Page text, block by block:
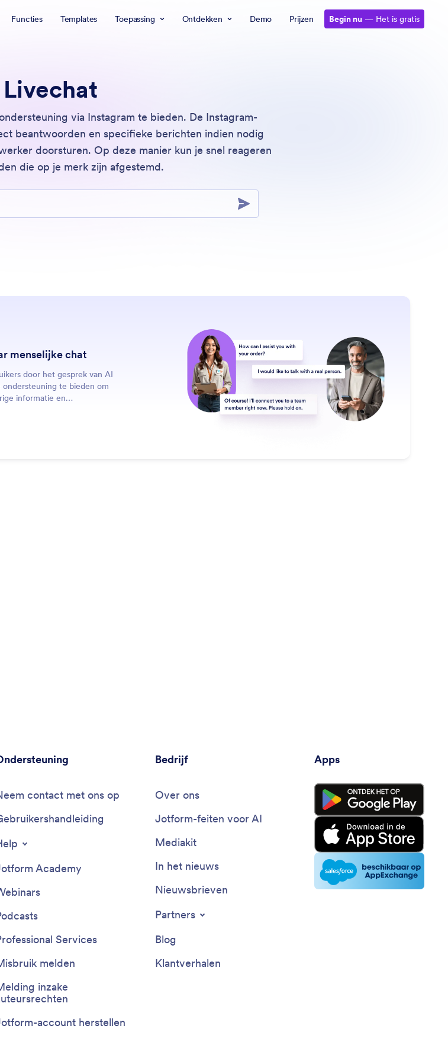
Functies Templates Toepassing Ontdekken Demo Prijzen Begin nu — Het is gratis
Livechat
via Instagram te bieden. De Instagram-
beantwoorden en specifieke berichten indien nodig
doorsturen. Op deze manier kun je snel reageren
die op je merk zijn afgestemd.
: Switch from AI to Human Chat
menselijke chat
door het gesprek van AI
te bieden om
informatie en
contact met ons op
Academy
Services
melden
inzake
account herstellen
Bedrijf
Over ons
Jotform-feiten voor AI
Mediakit
In het nieuws
Nieuwsbrieven
Partners
Blog
Klantverhalen
Apps